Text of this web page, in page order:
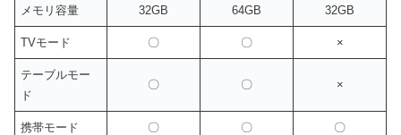
メモリ容量 32GB 64GB 32GB
TVモード 〇 〇 ×
テーブルモー
ド
〇 〇 ×
携帯モード 〇 〇 〇